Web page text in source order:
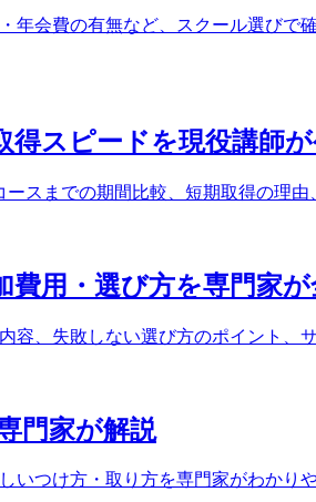
会費の有無など、スクール選びで
得スピードを現役講師が
スまでの期間比較、短期取得の理由
費用・選び方を専門家が
、失敗しない選び方のポイント、
門家が解説
つけ方・取り方を専門家がわかり